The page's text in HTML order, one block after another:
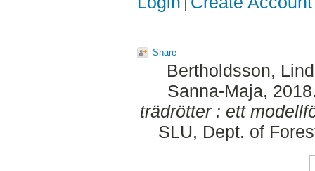
Share
Bertholdsson,
Sanna-Maja,
trädrötter : ett
SLU, Dept. of